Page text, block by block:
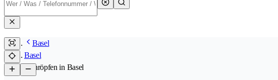
Basel
Basel
/Schröpfen in Basel